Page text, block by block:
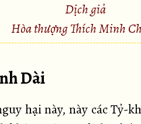
Dịch giả
Hòa thượng Thích Minh
Dài
hại này, này các Tỷ-